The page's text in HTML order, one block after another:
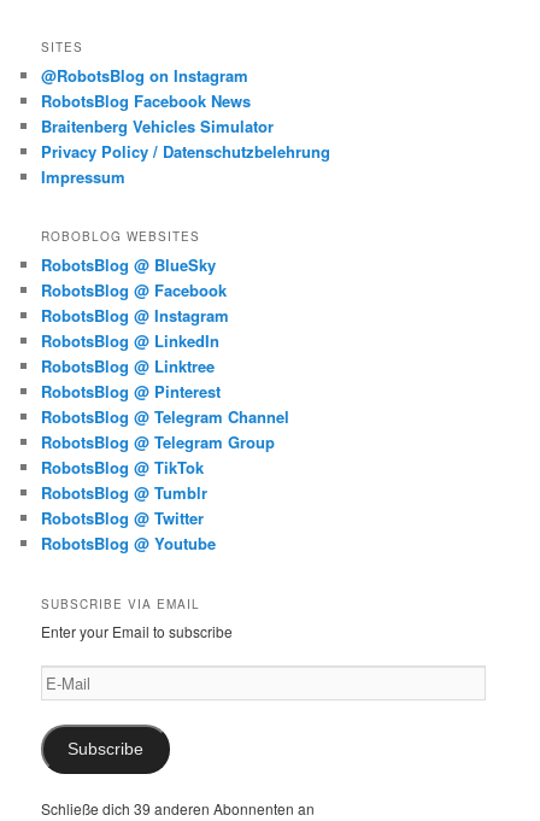
SITES
@RobotsBlog on Instagram
RobotsBlog Facebook News
Braitenberg Vehicles Simulator
Privacy Policy / Datenschutzbelehrung
Impressum
ROBOBLOG WEBSITES
RobotsBlog @ BlueSky
RobotsBlog @ Facebook
RobotsBlog @ Instagram
RobotsBlog @ LinkedIn
RobotsBlog @ Linktree
RobotsBlog @ Pinterest
RobotsBlog @ Telegram Channel
RobotsBlog @ Telegram Group
RobotsBlog @ TikTok
RobotsBlog @ Tumblr
RobotsBlog @ Twitter
RobotsBlog @ Youtube
SUBSCRIBE VIA EMAIL
Enter your Email to subscribe
E-
Mail
Subscribe
Schließe dich 39 anderen Abonnenten an